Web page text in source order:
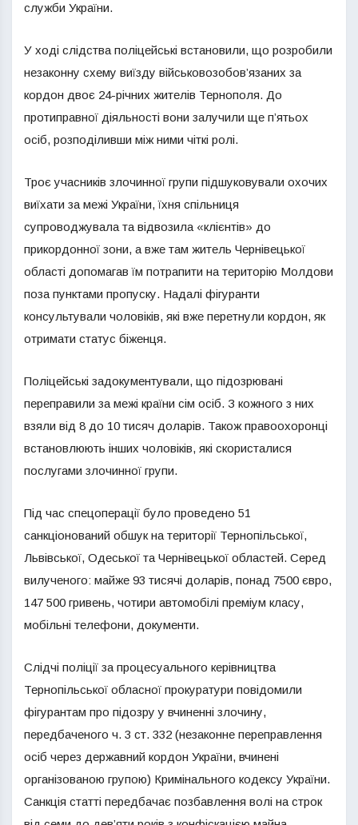
служби України.
У ході слідства поліцейські встановили, що розробили
незаконну схему виїзду військовозобов’язаних за
кордон двоє 24-річних жителів Тернополя. До
протиправної діяльності вони залучили ще п’ятьох
осіб, розподіливши між ними чіткі ролі.
Троє учасників злочинної групи підшуковували охочих
виїхати за межі України, їхня спільниця
супроводжувала та відвозила «клієнтів» до
прикордонної зони, а вже там житель Чернівецької
області допомагав їм потрапити на територію Молдови
поза пунктами пропуску. Надалі фігуранти
консультували чоловіків, які вже перетнули кордон, як
отримати статус біженця.
Поліцейські задокументували, що підозрювані
переправили за межі країни сім осіб. З кожного з них
взяли від 8 до 10 тисяч доларів. Також правоохоронці
встановлюють інших чоловіків, які скористалися
послугами злочинної групи.
Під час спецоперації було проведено 51
санкціонований обшук на території Тернопільської,
Львівської, Одеської та Чернівецької областей. Серед
вилученого: майже 93 тисячі доларів, понад 7500 євро,
147 500 гривень, чотири автомобілі преміум класу,
мобільні телефони, документи.
Слідчі поліції за процесуального керівництва
Тернопільської обласної прокуратури повідомили
фігурантам про підозру у вчиненні злочину,
передбаченого ч. 3 ст. 332 (незаконне переправлення
осіб через державний кордон України, вчинені
організованою групою) Кримінального кодексу України.
Санкція статті передбачає позбавлення волі на строк